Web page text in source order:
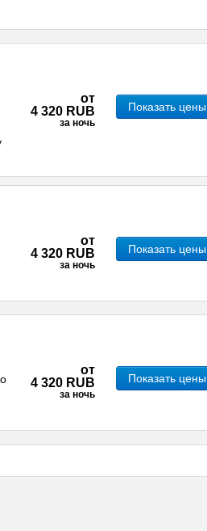
от
4 320 RUB
за ночь
Показать цены
от
4 320 RUB
за ночь
Показать цены
от
4 320 RUB
за ночь
Показать цены